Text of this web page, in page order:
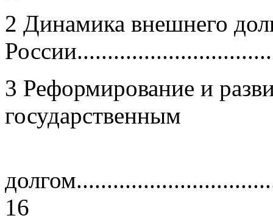
2 Динамика внешнего
3 Реформирование и
государственным
16